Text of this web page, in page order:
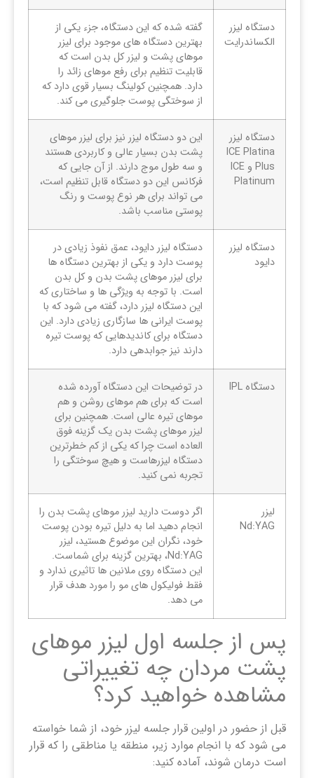
دستگاه لیزر
الکساندرایت
گفته شده که این دستگاه، جزء یکی از
بهترین دستگاه های موجود برای لیزر
موهای پشت و لیزر کل بدن است که
قابلیت تنظیم برای رفع موهای زائد را
دارد. همچنین کولینگ بسیار قوی دارد که
از سوختگی پوست جلوگیری می کند.
دستگاه لیزر
ICE Platina
Plus و ICE
Platinum
این دو دستگاه لیزر نیز برای لیزر موهای
پشت بدن بسیار عالی و کاربردی هستند
و سه طول موج دارند. از آن جایی که
فرکانس این دو دستگاه قابل تنظیم است،
می تواند برای هر نوع پوست و رنگ
پوستی مناسب باشد.
دستگاه لیزر
دایود
دستگاه لیزر دایود، عمق نفوذ زیادی در
پوست دارد و یکی از بهترین دستگاه ها
برای لیزر موهای پشت بدن و کل بدن
است. با توجه به ویژگی ها و ساختاری که
این دستگاه لیزر دارد، گفته می شود که با
پوست ایرانی ها سازگاری زیادی دارد. این
دستگاه برای کاندیدهایی که پوست تیره
دارند نیز جوابدهی دارد.
دستگاه IPL
در توضیحات این دستگاه آورده شده
است که برای هم موهای روشن و هم
موهای تیره عالی است. همچنین برای
لیزر موهای پشت بدن یک گزینه فوق
العاده است چرا که یکی از کم خطرترین
دستگاه لیزرهاست و هیچ سوختگی را
تجربه نمی کنید.
لیزر
Nd:YAG
اگر دوست دارید لیزر موهای پشت بدن را
انجام دهید اما به دلیل تیره بودن پوست
خود، نگران این موضوع هستید، لیزر
Nd:YAG، بهترین گزینه برای شماست.
این دستگاه روی ملانین ها تاثیری ندارد و
فقط فولیکول های مو را مورد هدف قرار
می دهد.
پس از جلسه اول لیزر موهای
پشت مردان چه تغییراتی
مشاهده خواهید کرد؟
قبل از حضور در اولین قرار جلسه لیزر خود، از شما خواسته
می شود که با انجام موارد زیر، منطقه یا مناطقی را که قرار
است درمان شوند، آماده کنید: